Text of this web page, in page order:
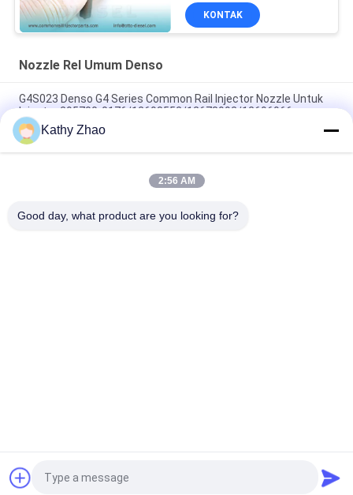
KONTAK
Nozzle Rel Umum Denso
G4S023 Denso G4 Series Common Rail Injector Nozzle Untuk
Injector 295700-0176/12698552/12678992/12696966
Nozel Injektor Bahan Bakar Diesel Common Rail G4S025 Untuk
Injektor Denso
Nozel Injeksi Bahan Bakar G4S018 untuk Injektor Mesin John
Quote request suatu
Kathy Zhao
2:56 AM
Good day, what product are you looking for?